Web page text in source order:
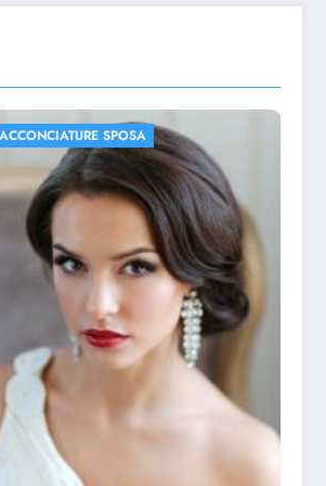
ACCONCIATURE SPOSA
FOTO MATRIMONIO